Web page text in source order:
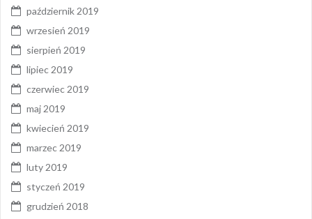
październik 2019
wrzesień 2019
sierpień 2019
lipiec 2019
czerwiec 2019
maj 2019
kwiecień 2019
marzec 2019
luty 2019
styczeń 2019
grudzień 2018